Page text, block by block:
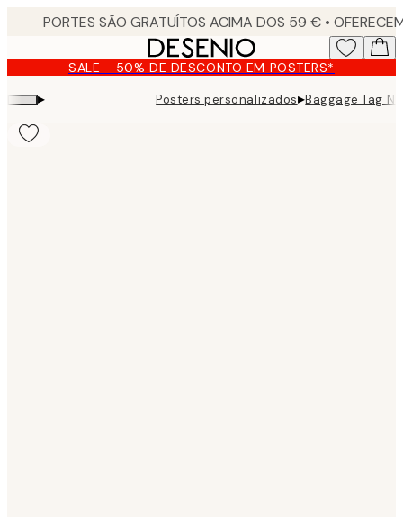
content. SALE - 50% DE DESCONTO EM POSTERS*
▸ Posters personalizados▸Baggage Tag